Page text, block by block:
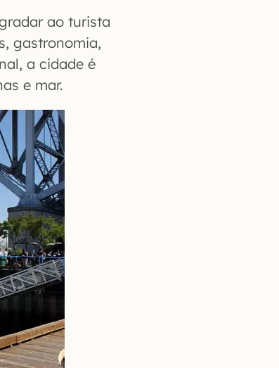
ao turista
gastronomia,
a cidade é
e mar.